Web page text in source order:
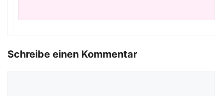
Schreibe einen Kommentar